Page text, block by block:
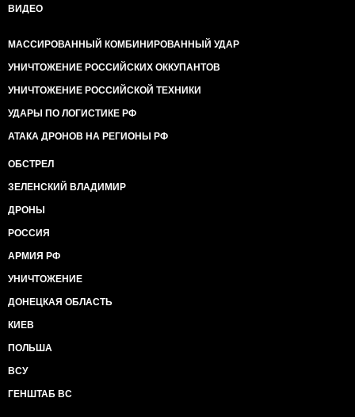
ВИДЕО
МАССИРОВАННЫЙ КОМБИНИРОВАННЫЙ УДАР
УНИЧТОЖЕНИЕ РОССИЙСКИХ ОККУПАНТОВ
УНИЧТОЖЕНИЕ РОССИЙСКОЙ ТЕХНИКИ
УДАРЫ ПО ЛОГИСТИКЕ РФ
АТАКА ДРОНОВ НА РЕГИОНЫ РФ
ОБСТРЕЛ
ЗЕЛЕНСКИЙ ВЛАДИМИР
ДРОНЫ
РОССИЯ
АРМИЯ РФ
УНИЧТОЖЕНИЕ
ДОНЕЦКАЯ ОБЛАСТЬ
КИЕВ
ПОЛЬША
ВСУ
ГЕНШТАБ ВС